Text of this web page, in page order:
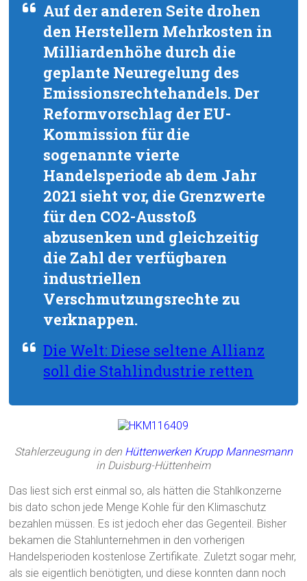
Auf der anderen Seite drohen
den Herstellern Mehrkosten in
Milliardenhöhe durch die
geplante Neuregelung des
Emissionsrechtehandels. Der
Reformvorschlag der EU-
Kommission für die
sogenannte vierte
Handelsperiode ab dem Jahr
2021 sieht vor, die Grenzwerte
für den CO2-Ausstoß
abzusenken und gleichzeitig
die Zahl der verfügbaren
industriellen
Verschmutzungsrechte zu
verknappen.
Die Welt: Diese seltene Allianz
soll die Stahlindustrie retten
Stahlerzeugung in den Hüttenwerken Krupp Mannesmann
in Duisburg-Hüttenheim
Das liest sich erst einmal so, als hätten die Stahlkonzerne
bis dato schon jede Menge Kohle für den Klimaschutz
bezahlen müssen. Es ist jedoch eher das Gegenteil. Bisher
bekamen die Stahlunternehmen in den vorherigen
Handelsperioden kostenlose Zertifikate. Zuletzt sogar mehr,
als sie eigentlich benötigten, und diese konnten dann noch